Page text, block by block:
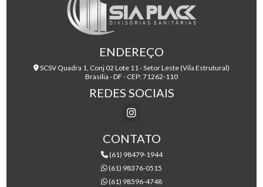
ENDEREÇO
SCSV Quadra 1, Conj 02 Lote 11 - Setor Leste (Vila Estrutural)
Brasília - DF - CEP: 71262-110
REDES SOCIAIS
CONTATO
(61) 98479-1944
(61) 98376-0515
(61) 98596-4748